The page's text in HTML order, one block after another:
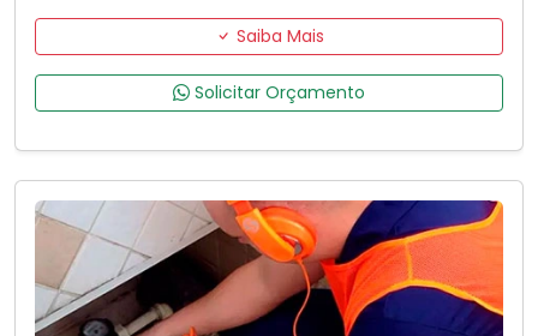
Saiba Mais
Solicitar Orçamento